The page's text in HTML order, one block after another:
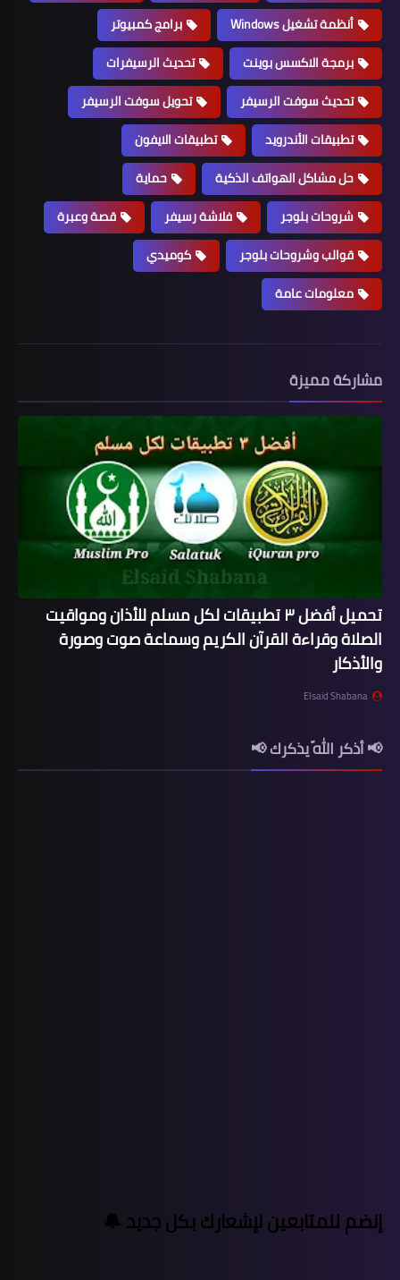
أنظمة تشغيل Windows
برامج كمبيوتر
برمجة الاكسس بوينت
تحديث الرسيفرات
تحديث سوفت الرسيفر
تحويل سوفت الرسيفر
تطبيقات الأندرويد
تطبيقات الايفون
حل مشاكل الهواتف الذكية
حماية
شروحات بلوجر
فلاشة رسيفر
قصة وعبرة
قوالب وشروحات بلوجر
كوميدي
معلومات عامة
مشاركة مميزة
تحميل أفضل ٣ تطبيقات لكل مسلم للأذان ومواقيت
الصلاة وقراءة القرآن الكريم وسماعة صوت وصورة
والأذكار
Elsaid Shabana
📢 أذكر اللّه يذكرك 📢
إنضم للمتابعين لإشعارك بكل جديد 🔔